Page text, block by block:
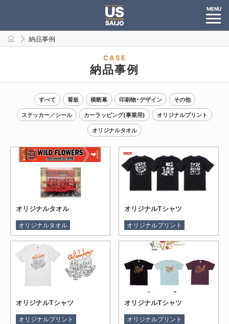
MENU
納品事例
CASE
納品事例
すべて 看板 横断幕 印刷物・デザイン
その他
ステッカー／シール
カーラッピング(事業用)
オリジナルプリント
オリジナルタオル
オリジナルタオル
オリジナルタオル
オリジナルTシャツ
オリジナルプリント
オリジナルTシャツ
オリジナルプリント
オリジナルTシャツ
オリジナルプリント